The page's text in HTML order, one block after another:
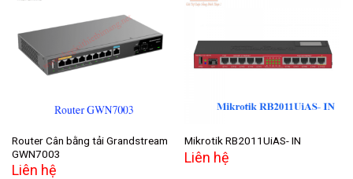
Add to
wishlist
Router Cân bằng tải Grandstream
GWN7003
Liên hệ
wishlist
Mikrotik RB2011UiAS- IN
Liên hệ